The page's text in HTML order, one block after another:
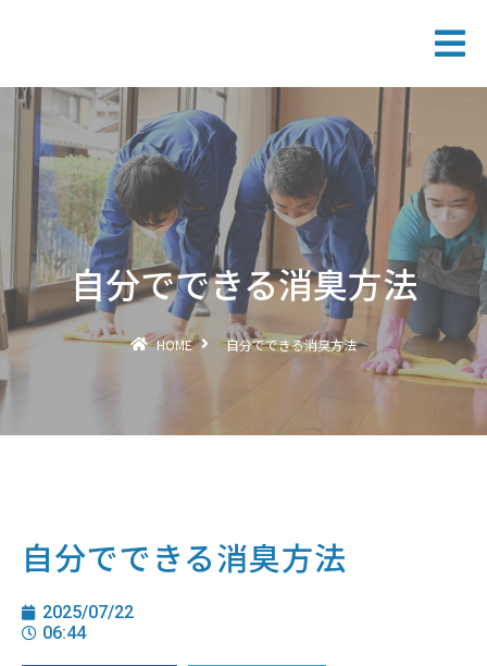
自分でできる消臭方法
HOME 自分でできる消臭方法
自分でできる消臭方法
2025/07/22
06:44